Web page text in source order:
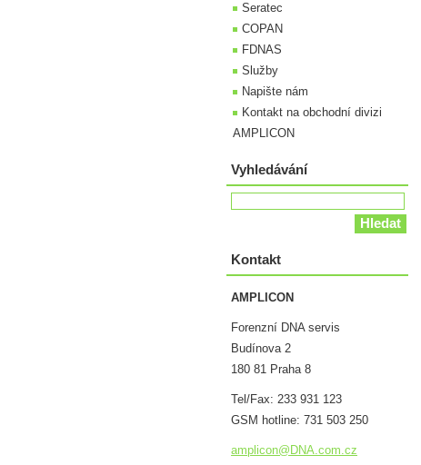
Seratec
COPAN
FDNAS
Služby
Napište nám
Kontakt na obchodní divizi
AMPLICON
Vyhledávání
Kontakt
AMPLICON
Forenzní DNA servis
Budínova 2
180 81 Praha 8
Tel/Fax: 233 931 123
GSM hotline: 731 503 250
amplicon@DNA.com.cz